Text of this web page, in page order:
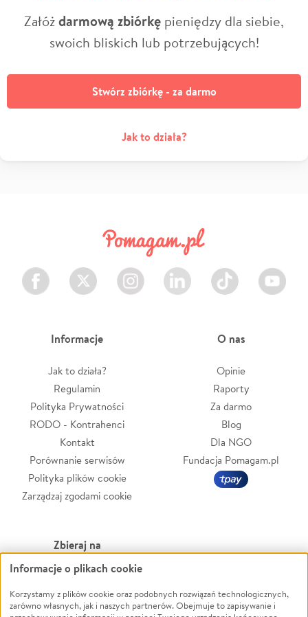
Załóżdarmową zbiórkę pieniędzy dla siebie,
swoich bliskich lub potrzebujących!
Stwórz zbiórkę - za darmo
Jak to działa?
Facebook Twitter Instagram LinkedIn TikTok Youtube
Informacje
Jak to działa?
Regulamin
Polityka Prywatności
RODO - Kontrahenci
Kontakt
Porównanie serwisów
Polityka plików cookie
Zarządzaj zgodami cookie
O nas
Opinie
Raporty
Za darmo
Blog
Dla NGO
Fundacja Pomagam.pl
Zbieraj na
Leczenie
Zwierzęta
Pożar
Powódź
Wichura
Informacje o plikach cookie
Korzystamy z plików cookie oraz podobnych rozwiązań technologicznych,
zarówno własnych, jak i naszych partnerów. Obejmuje to zapisywanie i